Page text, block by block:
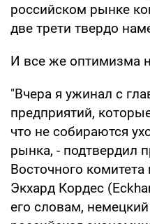
российском рынке
две трети твердо
И все же оптимизма
"Вчера я ужинал с
предприятий,
что не собираются
рынка, - подтвердил
Восточного
Экхард Кордес
его словам,